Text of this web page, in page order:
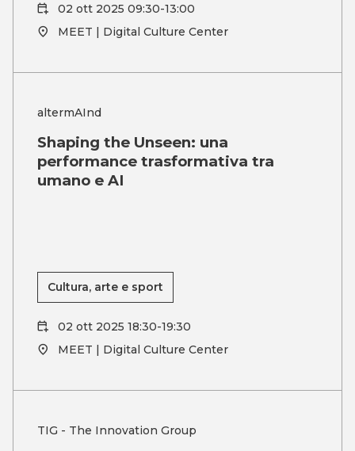
02 ott 2025 09:30-13:00
MEET | Digital Culture Center
altermAInd
Shaping the Unseen: una
performance trasformativa tra
umano e AI
Cultura, arte e sport
02 ott 2025 18:30-19:30
MEET | Digital Culture Center
TIG - The Innovation Group